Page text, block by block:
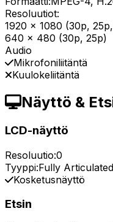
Resoluutiot:
1920 x 1080 (30p,
640 x 480 (30p, 25p)
Audio
Mikrofoniliitäntä
Kuulokeliitäntä
Näyttö &
LCD-näyttö
Resoluutio:0
Tyyppi:Fully Articulated
Kosketusnäyttö
Etsin